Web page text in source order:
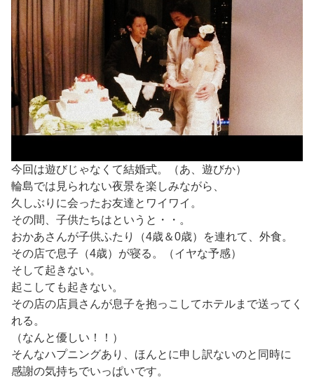
今回は遊びじゃなくて結婚式。（あ、遊びか）
輪島では見られない夜景を楽しみながら、
久しぶりに会ったお友達とワイワイ。
その間、子供たちはというと・・。
おかあさんが子供ふたり（4歳＆0歳）を連れて、外食。
その店で息子（4歳）が寝る。（イヤな予感）
そして起きない。
起こしても起きない。
その店の店員さんが息子を抱っこしてホテルまで送ってく
れる。
（なんと優しい！！）
そんなハプニングあり、ほんとに申し訳ないのと同時に
感謝の気持ちでいっぱいです。